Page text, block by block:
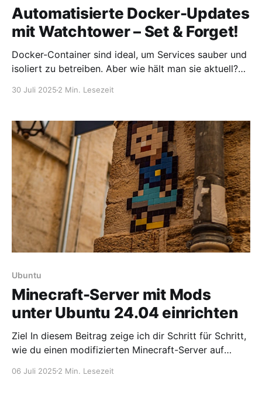
Automatisierte Docker-Updates
mit Watchtower – Set & Forget!
Docker-Container sind ideal, um Services sauber und
isoliert zu betreiben. Aber wie hält man sie aktuell?
man Container vollautomatisch aktualisieren lassen,
inklusive Benachrichtigung per E-Mail – und das mit
nur
30 Juli 2025 2 Min. Lesezeit
Ubuntu
Minecraft-Server mit Mods
unter Ubuntu 24.04 einrichten
Ziel In diesem Beitrag zeige ich dir Schritt für Schritt,
wie du einen modifizierten Minecraft-Server auf
* den Server absichern, * Forge als Modloader
06 Juli 2025 2 Min. Lesezeit